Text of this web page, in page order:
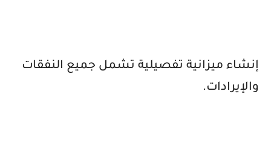
إنشاء ميزانية تفصيلية تشمل جميع النفقات
والإيرادات.